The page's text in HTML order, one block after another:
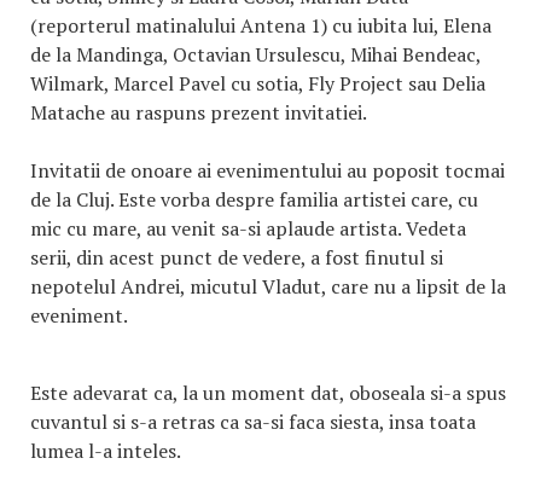
(reporterul matinalului Antena 1) cu iubita lui, Elena
de la Mandinga, Octavian Ursulescu, Mihai Bendeac,
Wilmark, Marcel Pavel cu sotia, Fly Project sau Delia
Matache au raspuns prezent invitatiei.
Invitatii de onoare ai evenimentului au poposit tocmai
de la Cluj. Este vorba despre familia artistei care, cu
mic cu mare, au venit sa-si aplaude artista. Vedeta
serii, din acest punct de vedere, a fost finutul si
nepotelul Andrei, micutul Vladut, care nu a lipsit de la
eveniment.
Este adevarat ca, la un moment dat, oboseala si-a spus
cuvantul si s-a retras ca sa-si faca siesta, insa toata
lumea l-a inteles.